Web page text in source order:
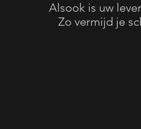
Alsook is uw
Zo vermijd je